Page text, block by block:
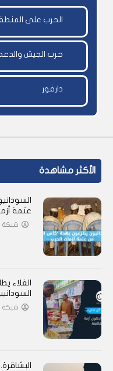
الحرب على
حرب الجيش
دارفور
الأكثر مشاهدة
عتمة
شبكة
الغلاء
شبكة